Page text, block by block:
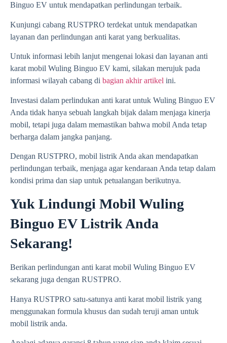
Binguo EV untuk mendapatkan perlindungan terbaik.
Kunjungi cabang RUSTPRO terdekat untuk mendapatkan
layanan dan perlindungan anti karat yang berkualitas.
Untuk informasi lebih lanjut mengenai lokasi dan layanan anti
karat mobil Wuling Binguo EV kami, silakan merujuk pada
informasi wilayah cabang di bagian akhir artikel ini.
Investasi dalam perlindukan anti karat untuk Wuling Binguo EV
Anda tidak hanya sebuah langkah bijak dalam menjaga kinerja
mobil, tetapi juga dalam memastikan bahwa mobil Anda tetap
berharga dalam jangka panjang.
Dengan RUSTPRO, mobil listrik Anda akan mendapatkan
perlindungan terbaik, menjaga agar kendaraan Anda tetap dalam
kondisi prima dan siap untuk petualangan berikutnya.
Yuk Lindungi Mobil Wuling
Binguo EV Listrik Anda
Sekarang!
Berikan perlindungan anti karat mobil Wuling Binguo EV
sekarang juga dengan RUSTPRO.
Hanya RUSTPRO satu-satunya anti karat mobil listrik yang
menggunakan formula khusus dan sudah teruji aman untuk
mobil listrik anda.